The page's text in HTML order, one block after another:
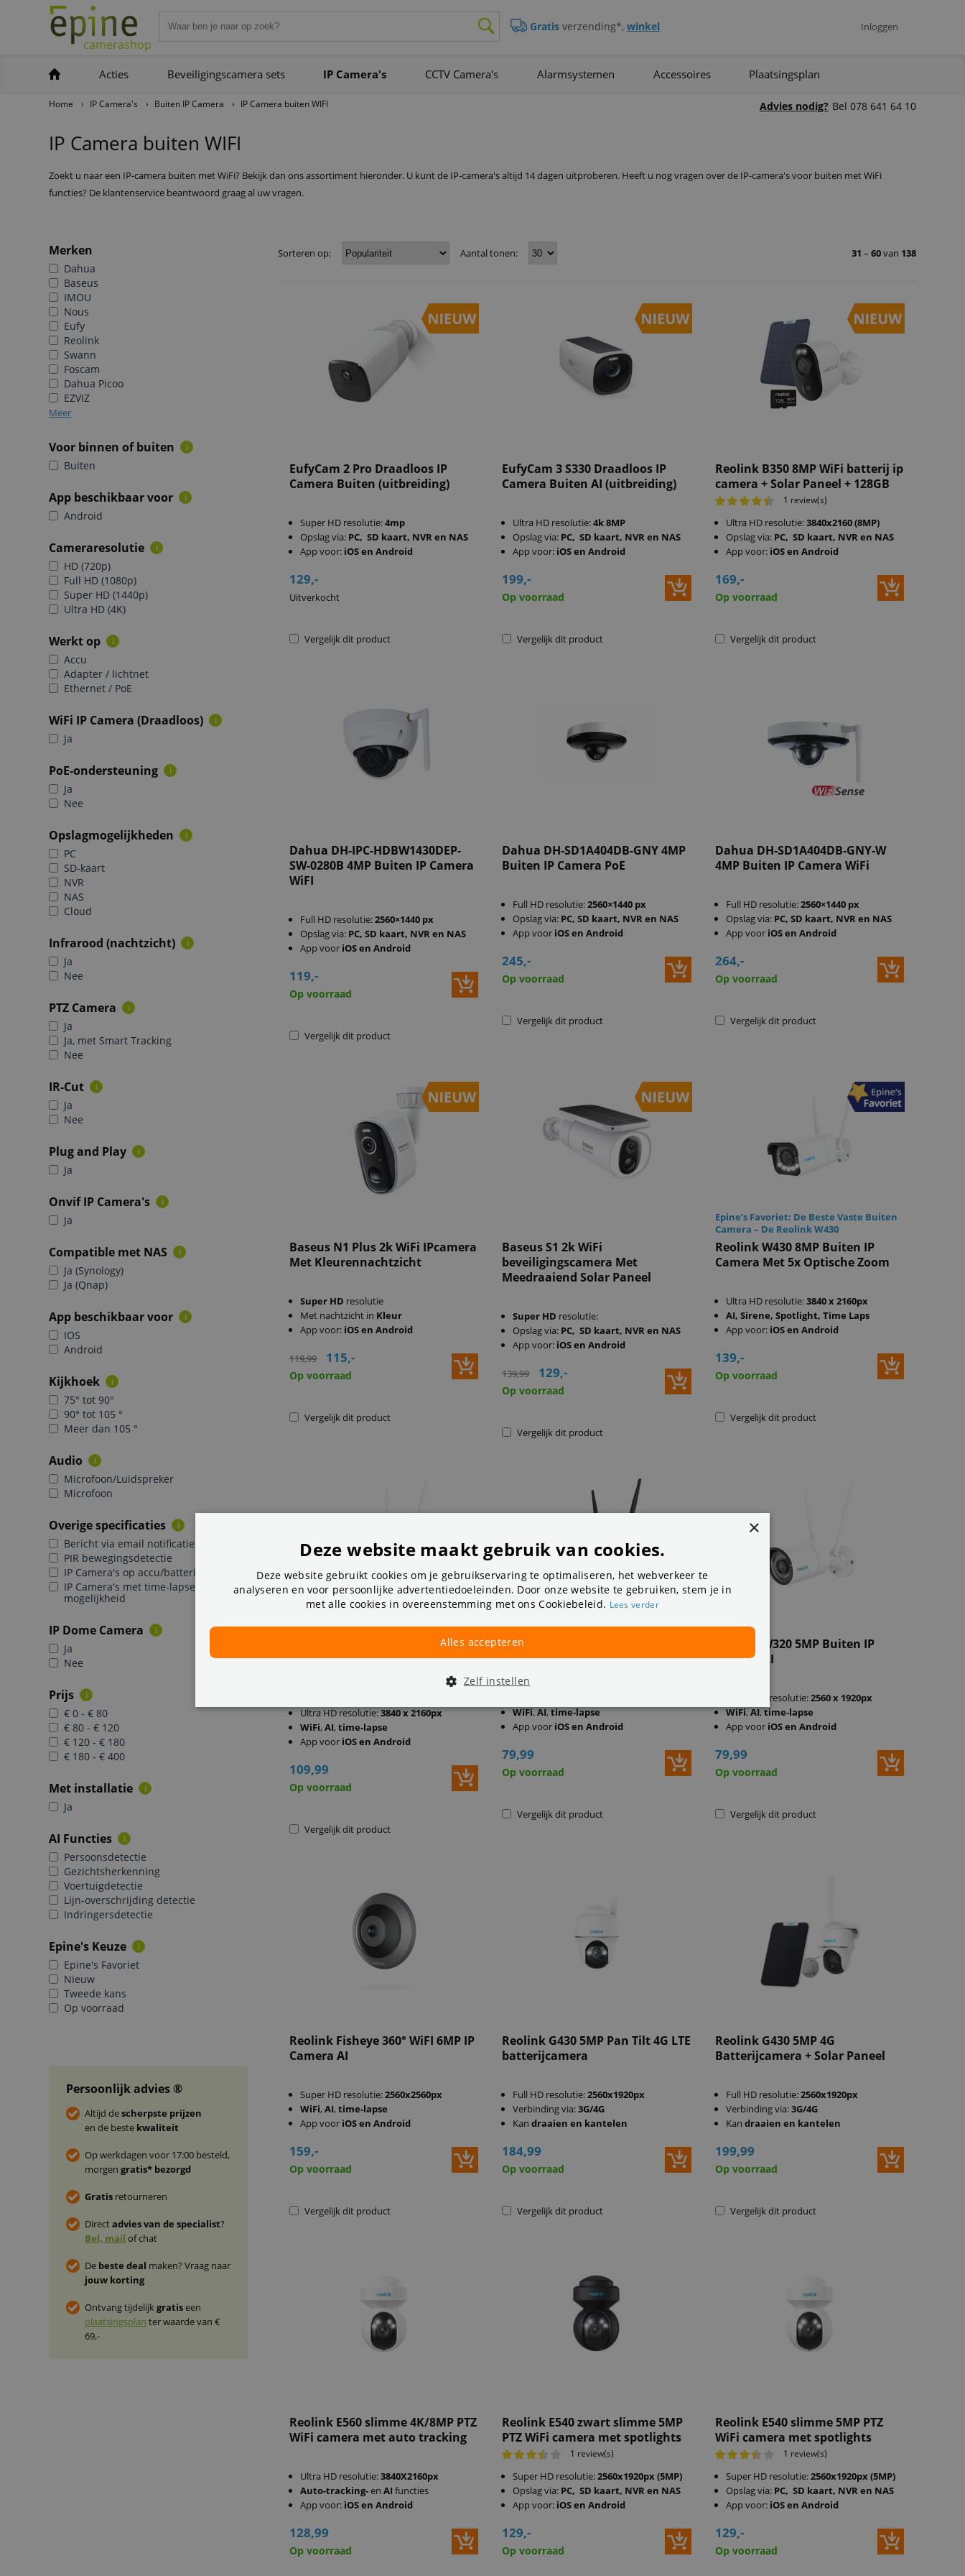
camerashop
Gratisverzending*, winkel Inloggen
Acties Beveiligingscamera sets IP Camera's CCTV Camera's Alarmsystemen Accessoires Plaatsingsplan
Home › IP Camera's › Buiten IP Camera › IP Camera buiten WIFI Bel 078 641 64 10
Advies nodig?
IP Camera buiten WIFI
Zoekt u naar een IP-camera buiten met WiFi? Bekijk dan ons assortiment hieronder. U kunt de IP-camera's altijd 14 dagen uitproberen. Heeft u nog vragen over de IP-camera's voor buiten met WiFi
functies? De klantenservice beantwoord graag al uw vragen.
Merken
Dahua
Baseus
IMOU
Nous
Eufy
Reolink
Swann
Foscam
Dahua Picoo
EZVIZ
Meer
Voor binnen of buiten i
Buiten
App beschikbaar voor i
Android
Cameraresolutie i
HD (720p)
Full HD (1080p)
Super HD (1440p)
Ultra HD (4K)
Werkt op i
Accu
Adapter / lichtnet
Ethernet / PoE
WiFi IP Camera (Draadloos) i
Ja
PoE-ondersteuning i
Ja
Nee
Opslagmogelijkheden i
PC
SD-kaart
NVR
NAS
Cloud
Infrarood (nachtzicht) i
Ja
Nee
PTZ Camera i
Ja
Ja, met Smart Tracking
Nee
IR-Cut i
Ja
Nee
Plug and Play i
Ja
Onvif IP Camera's i
Ja
Compatible met NAS i
Ja (Synology)
Ja (Qnap)
App beschikbaar voor i
IOS
Android
Kijkhoek i
75° tot 90°
90° tot 105 °
Meer dan 105 °
Audio i
Microfoon/Luidspreker
Microfoon
Overige specificaties i
Bericht via email notificatie
PIR bewegingsdetectie
IP Camera's op accu/batterijen
IP Camera's met time-lapse
mogelijkheid
IP Dome Camera i
Ja
Nee
Prijs i
€ 0 - € 80
€ 80 - € 120
€ 120 - € 180
€ 180 - € 400
Met installatie i
Ja
AI Functies i
Persoonsdetectie
Gezichtsherkenning
Voertuigdetectie
Lijn-overschrijding detectie
Indringersdetectie
Epine's Keuze i
Epine's Favoriet
Nieuw
Tweede kans
Op voorraad
Persoonlijk advies ®
Altijd descherpste prijzen
en de beste kwaliteit
Op werkdagen voor 17:00 besteld,
morgen gratis* bezorgd
Gratis retourneren
Directadvies van de specialist?
Bel, mail of chat
De beste deal maken? Vraag naar
jouw korting
Ontvang tijdelijkgratiseen
plaatsingsplan ter waarde van €
69,-
Sorteren op: 31 – 60van 138
Aantal tonen:
EufyCam 2 Pro Draadloos IP
Camera Buiten (uitbreiding)
Super HD resolutie:4mp
Opslag via: PC, SD kaart, NVR en NAS
App voor: iOS en Android
129,-
Uitverkocht
Vergelijk dit product
EufyCam 3 S330 Draadloos IP
Camera Buiten AI (uitbreiding)
Ultra HD resolutie:4k 8MP
Opslag via: PC, SD kaart, NVR en NAS
App voor: iOS en Android
199,-
Op voorraad
Vergelijk dit product
Reolink B350 8MP WiFi batterij ip
camera + Solar Paneel + 128GB
1 review(s)
Ultra HD resolutie:3840x2160 (8MP)
Opslag via: PC, SD kaart, NVR en NAS
App voor: iOS en Android
169,-
Op voorraad
Vergelijk dit product
Dahua DH-IPC-HDBW1430DEP-
SW-0280B 4MP Buiten IP Camera
WiFI
Full HD resolutie:2560×1440 px
Opslag via: PC, SD kaart, NVR en NAS
App voor iOS en Android
119,-
Op voorraad
Vergelijk dit product
Dahua DH-SD1A404DB-GNY 4MP
Buiten IP Camera PoE
Full HD resolutie:2560×1440 px
Opslag via: PC, SD kaart, NVR en NAS
App voor iOS en Android
245,-
Op voorraad
Vergelijk dit product
Dahua DH-SD1A404DB-GNY-W
4MP Buiten IP Camera WiFi
Full HD resolutie:2560×1440 px
Opslag via: PC, SD kaart, NVR en NAS
App voor iOS en Android
264,-
Op voorraad
Vergelijk dit product
Baseus N1 Plus 2k WiFi IPcamera
Met Kleurennachtzicht
Super HD resolutie
Met nachtzicht in Kleur
App voor: iOS en Android
119,99 115,-
Op voorraad
Vergelijk dit product
Baseus S1 2k WiFi
beveiligingscamera Met
Meedraaiend Solar Paneel
Super HD resolutie:
Opslag via: PC, SD kaart, NVR en NAS
App voor: iOS en Android
139,99 129,-
Op voorraad
Vergelijk dit product
Epine’s Favoriet: De Beste Vaste Buiten
Camera – De Reolink W430
Reolink W430 8MP Buiten IP
Camera Met 5x Optische Zoom
Ultra HD resolutie:3840 x 2160px
AI, Sirene, Spotlight, Time Laps
App voor: iOS en Android
139,-
Op voorraad
Vergelijk dit product
Reolink W330 8MP Buiten WiFi IP
Camera AI Met Nachzicht in
Ultra HD resolutie:3840 x 2160px
WiFi, AI, time-lapse
App voor iOS en Android
109,99
Op voorraad
Vergelijk dit product
Reolink W320 5MP Buiten IP
Camera AI zwart
WiFi,AI,time-lapse
App voor iOS en Android
79,99
Op voorraad
Vergelijk dit product
Reolink W320 5MP Buiten IP
Camera AI
Super HD resolutie:2560 x 1920px
WiFi,AI,time-lapse
App voor iOS en Android
79,99
Op voorraad
Vergelijk dit product
Reolink Fisheye 360° WiFI 6MP IP
Camera AI
Super HD resolutie:2560x2560px
WiFi, AI, time-lapse
App voor iOS en Android
159,-
Op voorraad
Vergelijk dit product
Reolink G430 5MP Pan Tilt 4G LTE
batterijcamera
Full HD resolutie:2560x1920px
Verbinding via:3G/4G
Kandraaien en kantelen
184,99
Op voorraad
Vergelijk dit product
Reolink G430 5MP 4G
Batterijcamera + Solar Paneel
Full HD resolutie:2560x1920px
Verbinding via:3G/4G
Kan draaien en kantelen
199,99
Op voorraad
Vergelijk dit product
Reolink E560 slimme 4K/8MP PTZ
WiFi camera met auto tracking
Ultra HD resolutie:3840X2160px
Auto-tracking-en AI functies
App voor: iOS en Android
128,99
Op voorraad
Reolink E540 zwart slimme 5MP
PTZ WiFi camera met spotlights
1 review(s)
Super HD resolutie:2560x1920px (5MP)
Opslag via: PC, SD kaart, NVR en NAS
App voor: iOS en Android
129,-
Op voorraad
Reolink E540 slimme 5MP PTZ
WiFi camera met spotlights
1 review(s)
Super HD resolutie:2560x1920px (5MP)
Opslag via: PC, SD kaart, NVR en NAS
App voor: iOS en Android
129,-
Op voorraad
×
Deze website maakt gebruik van cookies.
Deze website gebruikt cookies om je gebruikservaring te optimaliseren, het webverkeer te
analyseren en voor persoonlijke advertentiedoeleinden. Door onze website te gebruiken, stem je in
met alle cookies in overeenstemming met ons Cookiebeleid. Lees verder
Alles accepteren
Zelf instellen